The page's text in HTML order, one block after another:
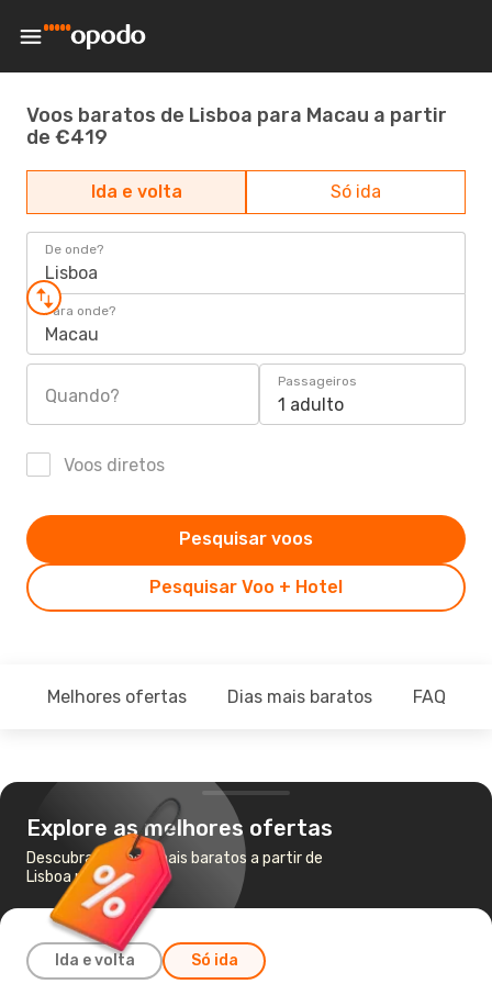
Voos baratos de Lisboa para Macau a partir
de €419
Ida e volta Só ida
De onde?
Lisboa
Para onde?
Macau
Quando?
Passageiros
1 adulto
Voos diretos
Pesquisar Voo + Hotel
Pesquisar voos
Melhores ofertas Dias mais baratos FAQ
Explore as melhores ofertas
Descubra os voos mais baratos a partir de
Lisboa para Macau
Ida e volta Só ida